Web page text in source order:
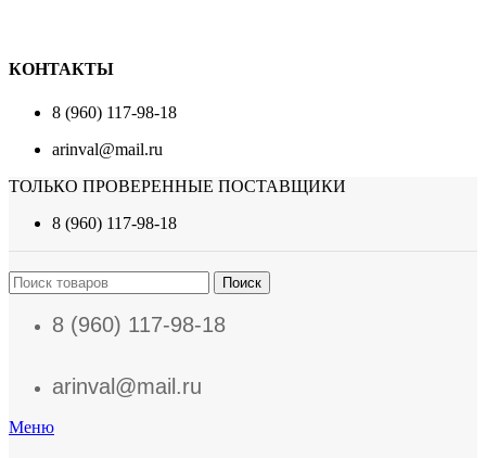
КОНТАКТЫ
8 (960) 117-98-18
arinval@mail.ru
ТОЛЬКО ПРОВЕРЕННЫЕ ПОСТАВЩИКИ
8 (960) 117-98-18
Поиск
8 (960) 117-98-18
arinval@mail.ru
Меню